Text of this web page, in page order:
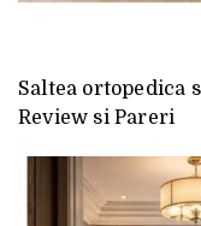
Saltea ortopedica
Review si Pareri